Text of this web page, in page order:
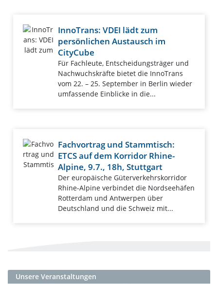
InnoTrans: VDEI lädt zum
persönlichen Austausch im
CityCube
Für Fachleute, Entscheidungsträger und
Nachwuchskräfte bietet die InnoTrans
vom 22. – 25. September in Berlin wieder
umfassende Einblicke in die...
Fachvortrag und Stammtisch:
ETCS auf dem Korridor Rhine-
Alpine, 9.7., 18h, Stuttgart
Der europäische Güterverkehrskorridor
Rhine-Alpine verbindet die Nordseehäfen
Rotterdam und Antwerpen über
Deutschland und die Schweiz mit...
Unsere Veranstaltungen